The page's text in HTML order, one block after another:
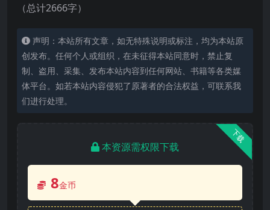
（总计2666字）
声明：本站所有文章，如无特殊说明或标注，均为本站原
创发布。任何个人或组织，在未征得本站同意时，禁止复
制、盗用、采集、发布本站内容到任何网站、书籍等各类媒
体平台。如若本站内容侵犯了原著者的合法权益，可联系我
们进行处理。
下载
本资源需权限下载
8金币